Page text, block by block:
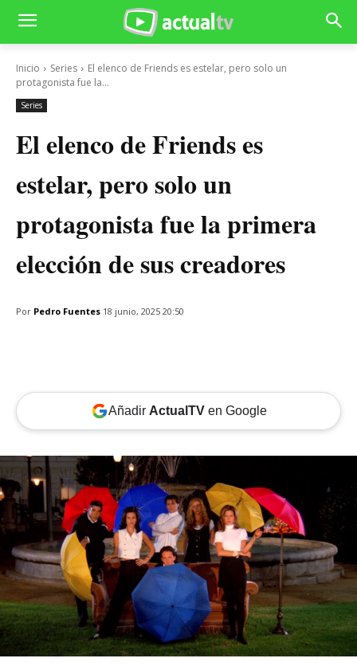
Inicio Series
El elenco de Friends es estelar, pero solo un
protagonista fue la...
Series
El elenco de Friends es
estelar, pero solo un
protagonista fue la primera
elección de sus creadores
Por Pedro Fuentes 18 junio, 2025 20:50
Añadir ActualTVen Google